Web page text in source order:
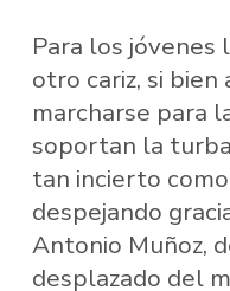
Para los
otro cariz, si
marcharse para
soportan la
tan incierto
despejando
Antonio Muñoz,
desplazado del